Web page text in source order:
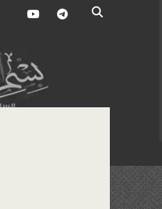
youtubetelegram